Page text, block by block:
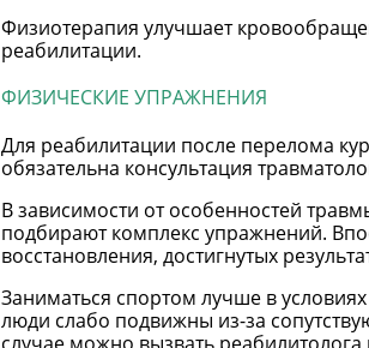
Физиотерапия улучшает
реабилитации.
ФИЗИЧЕСКИЕ УПРАЖНЕНИЯ
Для реабилитации после перелома
обязательна консультация
В зависимости от особенностей
подбирают комплекс упражнений.
восстановления, достигнутых
Заниматься спортом лучше в
люди слабо подвижны из-за